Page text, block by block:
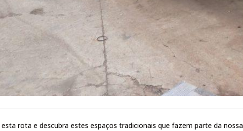
rota e descubra estes espaços tradicionais que fazem parte da